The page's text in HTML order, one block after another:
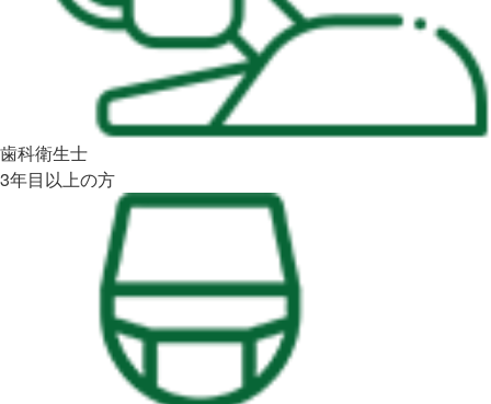
歯科衛生士
3年目以上の方